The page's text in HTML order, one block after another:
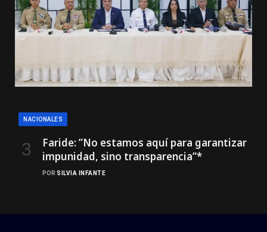
NACIONALES
Faride: ”No estamos aquí para garantizar
impunidad, sino transparencia”*
POR SILVIA INFANTE